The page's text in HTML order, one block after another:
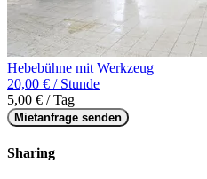
Hebebühne mit Werkzeug
20,00 € / Stunde
5,00 € / Tag
Mietanfrage senden
Sharing